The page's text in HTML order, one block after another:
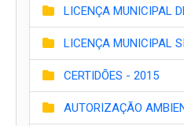
LICENÇA MUNICIPAL
LICENÇA MUNICIPAL
CERTIDÕES - 2015
AUTORIZAÇÃO